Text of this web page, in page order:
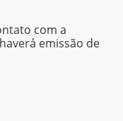
com a
emissão de